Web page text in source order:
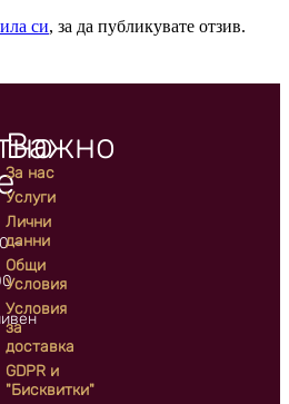
си, за да публикувате отзив.
–
Важно
За нас
Услуги
Лични
данни
Общи
Условия
Условия
за
доставка
GDPR и
"Бисквитки"